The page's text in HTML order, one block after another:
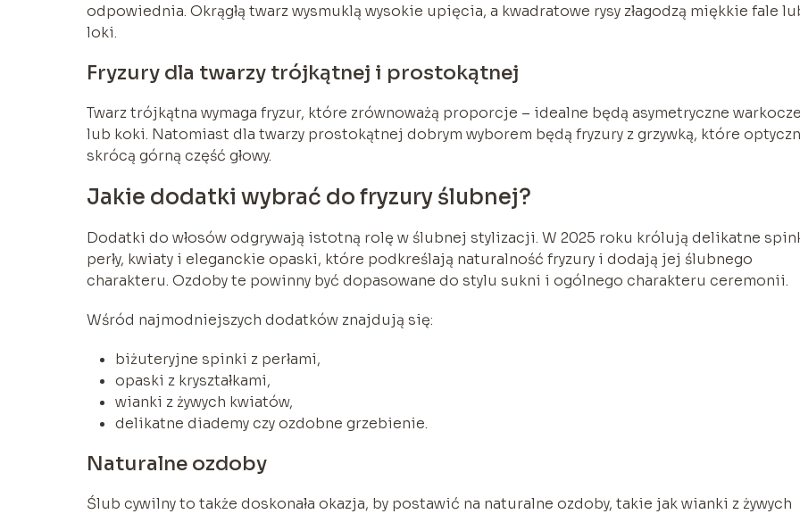
odpowiednia. Okrągłą twarz wysmuklą wysokie upięcia, a kwadratowe rysy złagodzą miękkie fale
loki.
Fryzury dla twarzy trójkątnej i prostokątnej
Twarz trójkątna wymaga fryzur, które zrównoważą proporcje – idealne będą asymetryczne
lub koki. Natomiast dla twarzy prostokątnej dobrym wyborem będą fryzury z grzywką, które
skrócą górną część głowy.
Jakie dodatki wybrać do fryzury ślubnej?
Dodatki do włosów odgrywają istotną rolę w ślubnej stylizacji. W 2025 roku królują delikatne
perły, kwiaty i eleganckie opaski, które podkreślają naturalność fryzury i dodają jej ślubnego
charakteru. Ozdoby te powinny być dopasowane do stylu sukni i ogólnego charakteru ceremonii.
Wśród najmodniejszych dodatków znajdują się:
biżuteryjne spinki z perłami,
opaski z kryształkami,
wianki z żywych kwiatów,
delikatne diademy czy ozdobne grzebienie.
Naturalne ozdoby
Ślub cywilny to także doskonała okazja, by postawić na naturalne ozdoby, takie jak wianki z żywych